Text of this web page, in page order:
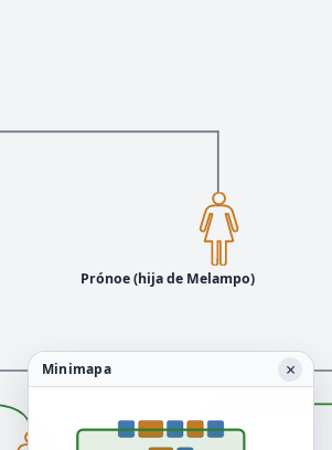
Prónoe (hija de Melampo)
Minimapa ×